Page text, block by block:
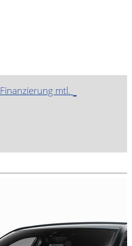
Finanzierung mtl.